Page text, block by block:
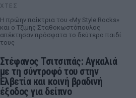
ΧΤΕΣ
Η πρώην παίκτρια του «My Style Rocks»
και ο Τζίμης Σταθοκωστόπουλος
απέκτησαν πρόσφατα το δεύτερο παιδί
τους
Στέφανος Τσιτσιπάς: Αγκαλιά
με τη σύντροφό του στην
Ελβετία και κοινή βραδινή
έξοδος για δείπνο